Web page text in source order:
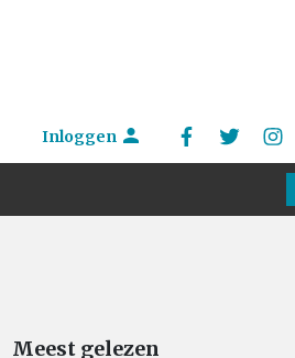
Inloggen
Meest gelezen